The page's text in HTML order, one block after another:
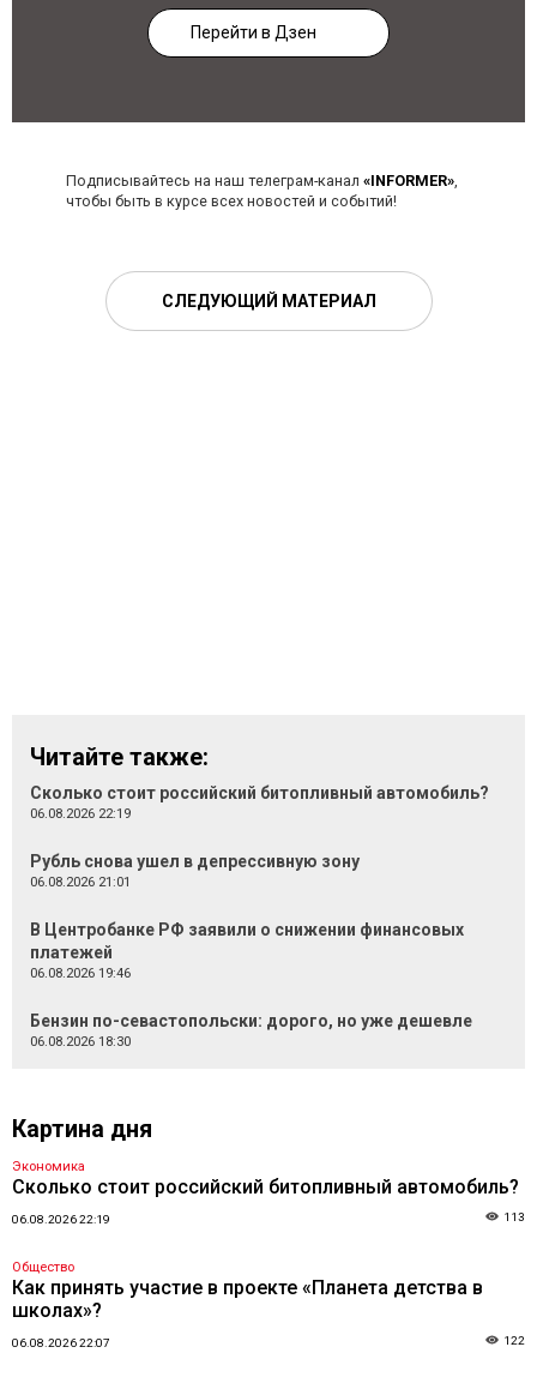
Перейти в Дзен
Подписывайтесь на наш телеграм-канал «INFORMER»,
чтобы быть в курсе всех новостей и событий!
СЛЕДУЮЩИЙ МАТЕРИАЛ
Читайте также:
Сколько стоит российский битопливный автомобиль?
06.08.2026 22:19
Рубль снова ушел в депрессивную зону
06.08.2026 21:01
В Центробанке РФ заявили о снижении финансовых
платежей
06.08.2026 19:46
Бензин по-севастопольски: дорого, но уже дешевле
06.08.2026 18:30
Картина дня
Экономика
Сколько стоит российский битопливный автомобиль?
06.08.2026 22:19 113
Общество
Как принять участие в проекте «Планета детства в
школах»?
06.08.2026 22:07 122